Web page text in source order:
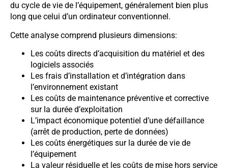
du cycle de vie de l’équipement, généralement bien plus
long que celui d’un ordinateur conventionnel.
Cette analyse comprend plusieurs dimensions:
Les coûts directs d’acquisition du matériel et des
logiciels associés
Les frais d’installation et d’intégration dans
l’environnement existant
Les coûts de maintenance préventive et corrective
sur la durée d’exploitation
L’impact économique potentiel d’une défaillance
(arrêt de production, perte de données)
Les coûts énergétiques sur la durée de vie de
l’équipement
La valeur résiduelle et les coûts de mise hors service